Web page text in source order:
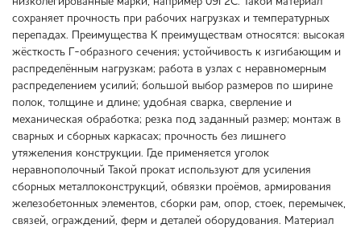
сохраняет прочность при рабочих нагрузках и температурных
перепадах. Преимущества К преимуществам относятся: высокая
жёсткость Г-образного сечения; устойчивость к изгибающим и
распределённым нагрузкам; работа в узлах с неравномерным
распределением усилий; большой выбор размеров по ширине
полок, толщине и длине; удобная сварка, сверление и
механическая обработка; резка под заданный размер; монтаж в
сварных и сборных каркасах; прочность без лишнего
утяжеления конструкции. Где применяется уголок
неравнополочный Такой прокат используют для усиления
сборных металлоконструкций, обвязки проёмов, армирования
железобетонных элементов, сборки рам, опор, стоек, перемычек,
связей, ограждений, ферм и деталей оборудования. Материал